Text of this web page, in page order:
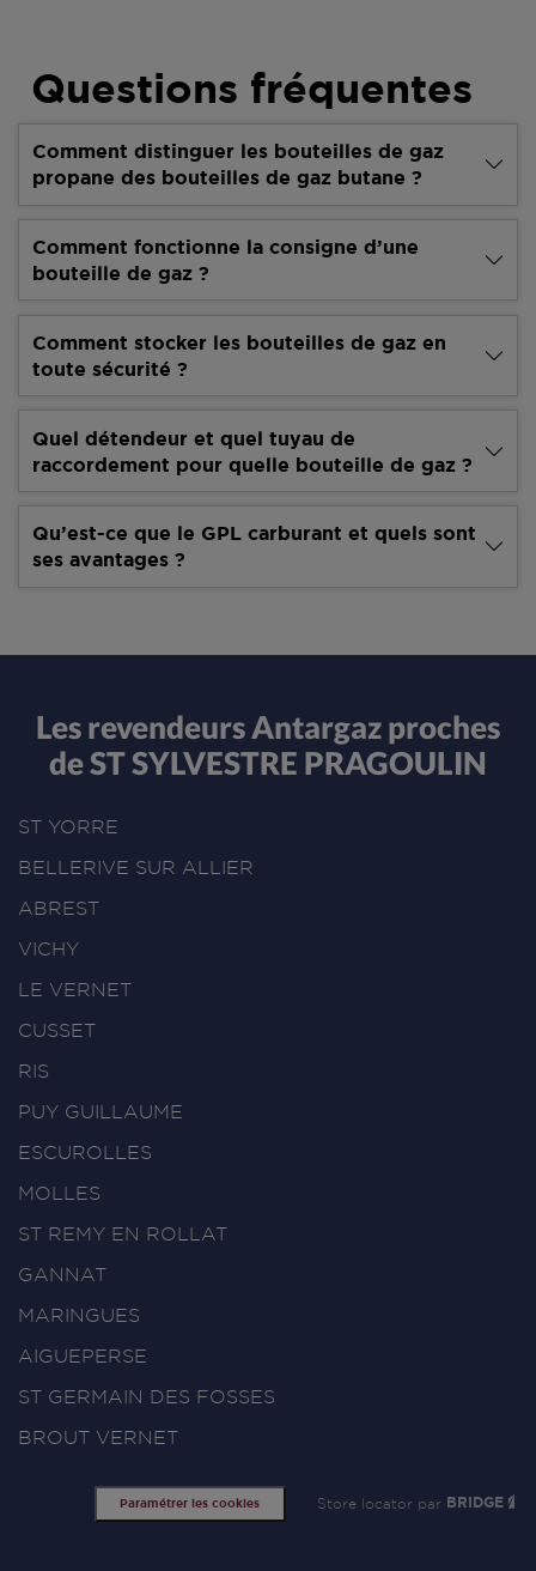
Questions fréquentes
Comment distinguer les bouteilles de gaz
propane des bouteilles de gaz butane ?
Comment fonctionne la consigne d’une
bouteille de gaz ?
Comment stocker les bouteilles de gaz en
toute sécurité ?
Quel détendeur et quel tuyau de
raccordement pour quelle bouteille de gaz ?
Qu’est-ce que le GPL carburant et quels sont
ses avantages ?
Les revendeurs Antargaz proches
de ST SYLVESTRE PRAGOULIN
ST YORRE
BELLERIVE SUR ALLIER
ABREST
VICHY
LE VERNET
CUSSET
RIS
PUY GUILLAUME
ESCUROLLES
MOLLES
ST REMY EN ROLLAT
GANNAT
MARINGUES
AIGUEPERSE
ST GERMAIN DES FOSSES
BROUT VERNET
Paramétrer les cookies Store locator par BRIDGE